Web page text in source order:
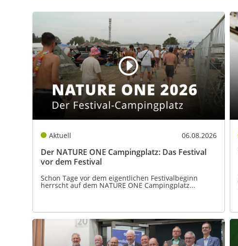
Aktuell 06.08.2026
Der NATURE ONE Campingplatz: Das Festival
vor dem Festival
Schon Tage vor dem eigentlichen Festivalbeginn
herrscht auf dem NATURE ONE Campingplatz...